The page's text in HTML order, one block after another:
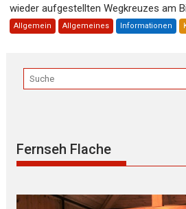
wieder aufgestellten Wegkreuzes am
Allgemein Allgemeines Informationen
Fernseh Flache